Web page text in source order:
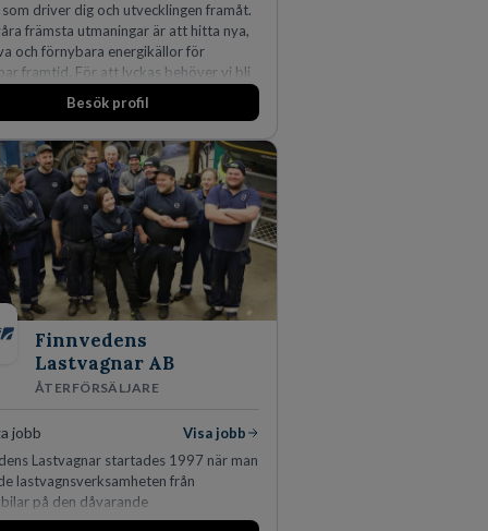
som driver dig och utvecklingen framåt.
främsta utmaningar är att hitta nya,
och förnybara energikällor för
framtid. För att lyckas behöver vi bli
som vill göra skillnad.
Besök profil
Finnvedens
Lastvagnar AB
ÅTERFÖRSÄLJARE
jobb
Visa jobb
Lastvagnar startades 1997 när man
lastvagnsverksamheten från
på den dåvarande
i Värnamo. Sedan dess har